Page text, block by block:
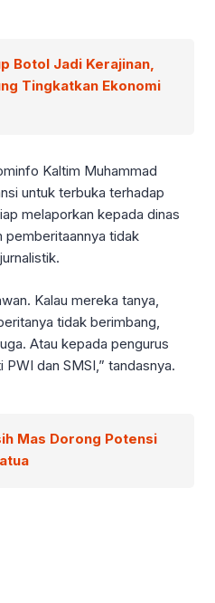
Botol Jadi Kerajinan,
Tingkatkan Ekonomi
Kaltim Muhammad
untuk terbuka terhadap
melaporkan kepada dinas
pemberitaannya tidak
Kalau mereka tanya,
tidak berimbang,
Atau kepada pengurus
dan SMSI,” tandasnya.
Mas Dorong Potensi